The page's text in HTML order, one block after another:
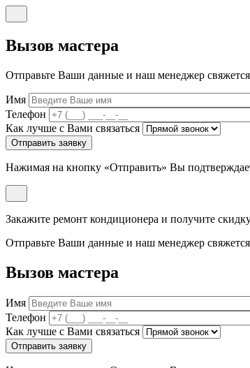
Вызов мастера
Отправьте Ваши данные и наш менеджер
Имя
Телефон
Как лучше с Вами связаться
Отправить заявку
Нажимая на кнопку «Отправить» Вы
Закажите ремонт кондиционера и получите
Отправьте Ваши данные и наш менеджер
Вызов мастера
Имя
Телефон
Как лучше с Вами связаться
Отправить заявку